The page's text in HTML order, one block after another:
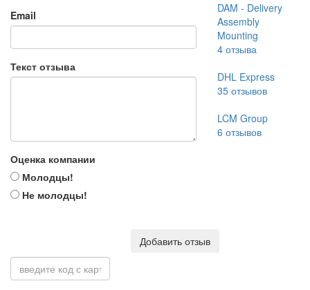
Email
Текст отзыва
Оценка компании
Молодцы!
Не молодцы!
Добавить отзыв
DAM - Delivery
Assembly
Mounting
4отзыва
DHL Express
35отзывов
LCM Group
6 отзывов